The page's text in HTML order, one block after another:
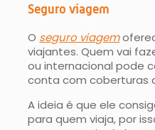
Seguro viagem
O seguro viagem
viajantes. Quem vai
ou internacional pode
conta com coberturas
A ideia é que ele
para quem viaja, por